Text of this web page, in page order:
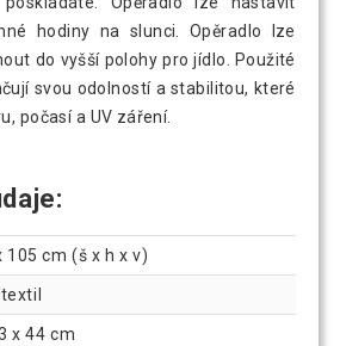
hodiny na slunci. Opěradlo lze
do vyšší polohy pro jídlo. Použité
svou odolností a stabilitou, které
počasí a UV záření.
105 cm (š x h x v)
x 44 cm